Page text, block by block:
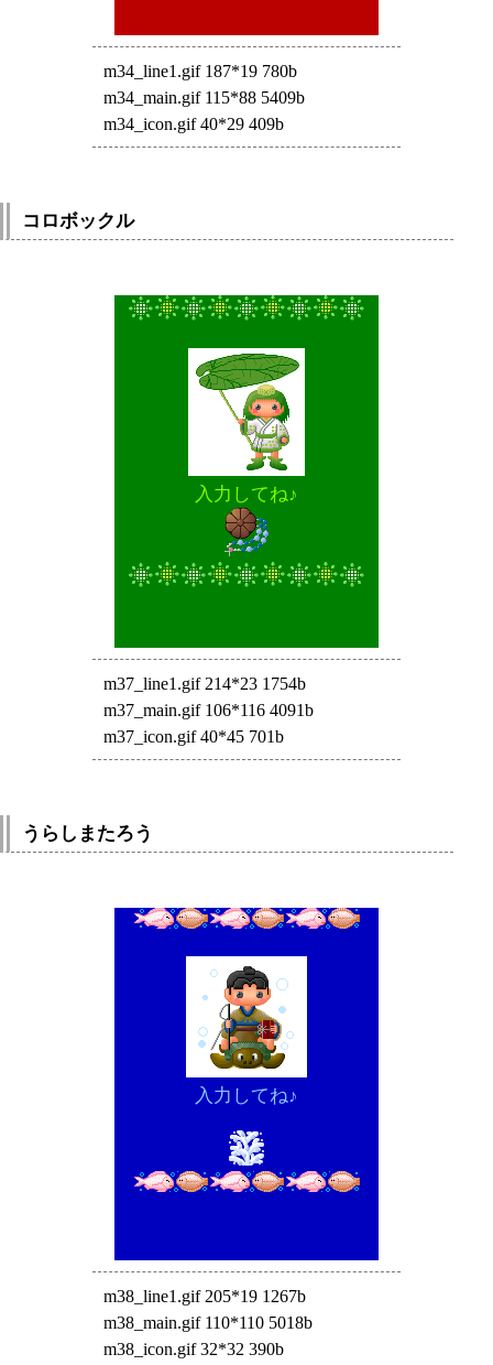
m34_line1.gif 187*19 780b
m34_main.gif 115*88 5409b
m34_icon.gif 40*29 409b
コロボックル
入力してね♪
m37_line1.gif 214*23 1754b
m37_main.gif 106*116 4091b
m37_icon.gif 40*45 701b
うらしまたろう
入力してね♪
m38_line1.gif 205*19 1267b
m38_main.gif 110*110 5018b
m38_icon.gif 32*32 390b